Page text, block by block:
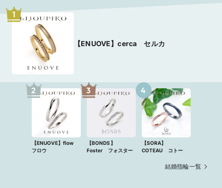
1
【ENUOVE】cerca セルカ
2
【ENUOVE】flow
フロウ
3
【BONDS】
Foster フォスター
4
【SORA】
COTEAU コトー
結婚指輪一覧